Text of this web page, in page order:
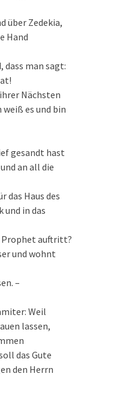
über Zedekia,
Hand
dass man sagt:
Nächsten
es und bin
gesandt hast
an all die
das Haus des
und in das
Prophet auftritt?
und wohnt
–
Weil
lassen,
das Gute
den Herrn